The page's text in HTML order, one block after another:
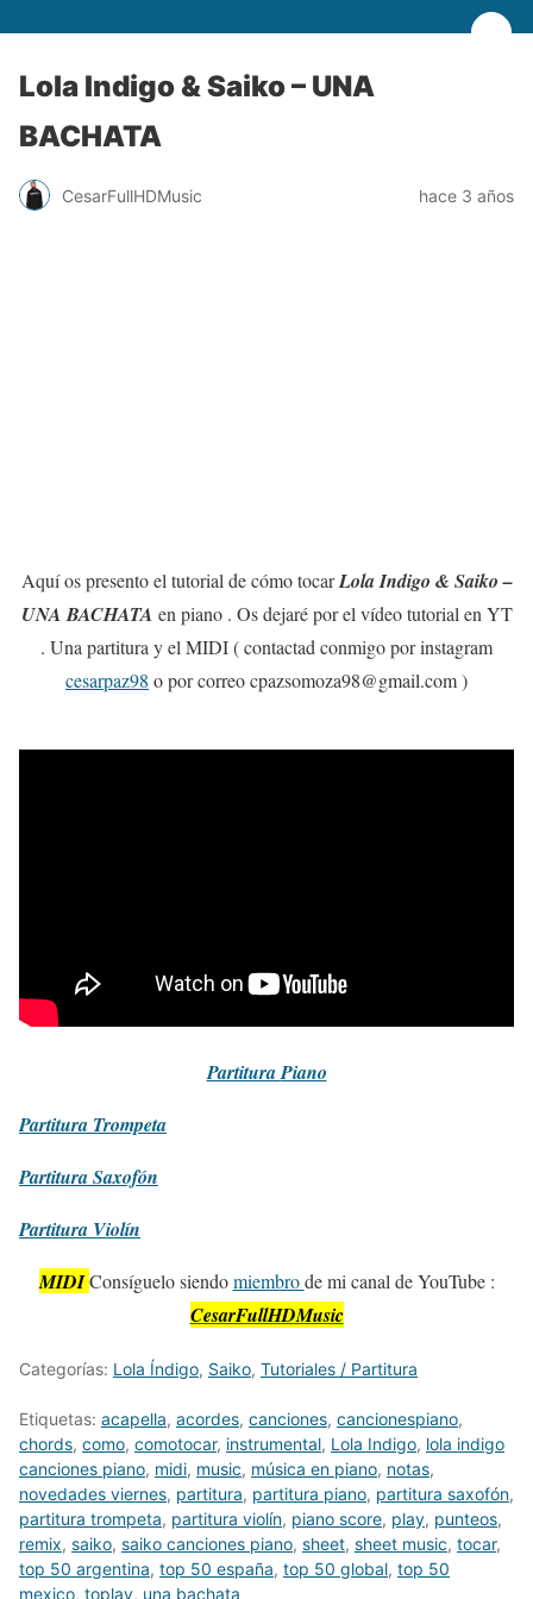
Lola Indigo & Saiko – UNA
BACHATA
CesarFullHDMusic hace 3 años
Aquí os presento el tutorial de cómo tocarLola Indigo & Saiko –
UNA BACHATA en piano . Os dejaré por el vídeo tutorial en YT
. Una partitura y el MIDI ( contactad conmigo por instagram
cesarpaz98 o por correo cpazsomoza98@gmail.com )
PartituraPiano
Partitura Trompeta
PartituraSaxofón
Partitura Violín
MIDI Consíguelo siendomiembrode mi canal de YouTube :
CesarFullHDMusic
Categorías: Lola Índigo, Saiko, Tutoriales / Partitura
Etiquetas: acapella, acordes, canciones, cancionespiano,
chords, como, comotocar, instrumental, Lola Indigo, lola indigo
canciones piano, midi, music, música en piano, notas,
novedades viernes, partitura, partitura piano, partitura saxofón,
partitura trompeta, partitura violín, piano score, play, punteos,
remix, saiko, saiko canciones piano, sheet, sheet music, tocar,
top 50 argentina, top 50 españa, top 50 global, top 50
mexico, toplay, una bachata